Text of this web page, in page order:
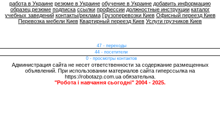
работа в Украине резюме в Украине обучение в Украине добавить информацию
образец резюме подписка ссылки профессии должностные инструкции каталог
учебных заведений контакты/реклама Грузоперевозки Киев Офисный переезд Киев
Перевозка мебели Киев Квартирный переезд Киев Услуги грузчиков Киев
47 - переходы
44 - посетители
0 - просмотры контактов
Администрация сайта не несет ответственности за содержание размещенных
объявлений. При использовании материалов сайта гиперссылка на
https://robotazp.com.ua обязательна.
"Робота і навчання сьогодні" 2004 - 2025.